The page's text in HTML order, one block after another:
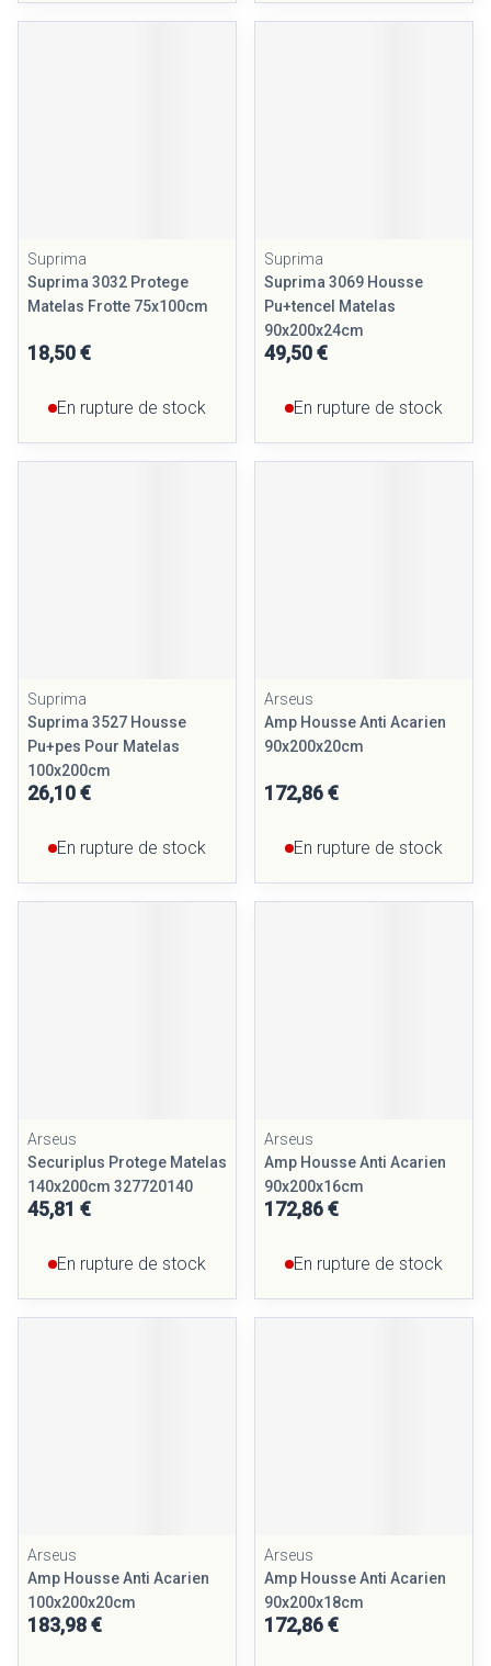
Suprima
Suprima 3032 Protege
Matelas Frotte 75x100cm
18,50 €
En rupture de stock
Suprima
Suprima 3069 Housse
Pu+tencel Matelas
90x200x24cm
49,50 €
En rupture de stock
Suprima
Suprima 3527 Housse
Pu+pes Pour Matelas
100x200cm
26,10 €
En rupture de stock
Arseus
Amp Housse Anti Acarien
90x200x20cm
172,86 €
En rupture de stock
Arseus
Securiplus Protege Matelas
140x200cm 327720140
45,81 €
En rupture de stock
Arseus
Amp Housse Anti Acarien
90x200x16cm
172,86 €
En rupture de stock
Arseus
Amp Housse Anti Acarien
100x200x20cm
183,98 €
Arseus
Amp Housse Anti Acarien
90x200x18cm
172,86 €